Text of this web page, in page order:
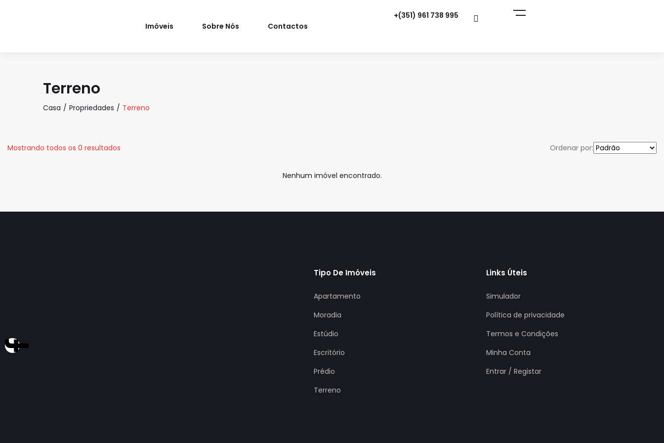
Imóveis Sobre Nós Contactos
+(351) 961 738 995
Terreno
Casa Propriedades Terreno
Mostrando todos os 0 resultados Ordenar por:
Nenhum imóvel encontrado.
Tipo De Imóveis
Apartamento
Moradia
Estúdio
Escritório
Prédio
Terreno
Links Úteis
Simulador
Política de privacidade
Termos e Condições
Minha Conta
Entrar / Registar